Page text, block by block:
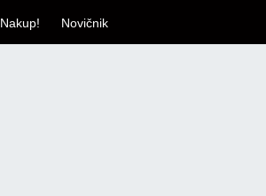
Nakup! Novičnik